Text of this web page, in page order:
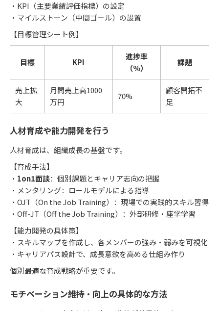
・KPI（主要業績評価指標）の設定
・マイルストーン（中間ゴール）の設置
【目標管理シート例】
目標 KPI
進捗率
（％）
課題
売上拡
大
月間売上高1000
万円
70%
顧客開拓不
足
人材育成や能力開発を行う
人材育成は、組織成長の基盤です。
【育成手法】
・ 1on1面談：個別課題とキャリア志向の把握
・メンタリング：ロールモデルによる指導
・OJT（On the Job Training）：現場での実践的スキル習得
・Off-JT（Off the Job Training）：外部研修・座学学習
【能力開発の具体策】
・スキルマップを作成し、各メンバーの強み・弱みを可視化
・キャリアパス設計で、成長意欲を高める仕組み作り
個別最適な育成戦略が重要です。
モチベーション維持・向上の具体的な方法